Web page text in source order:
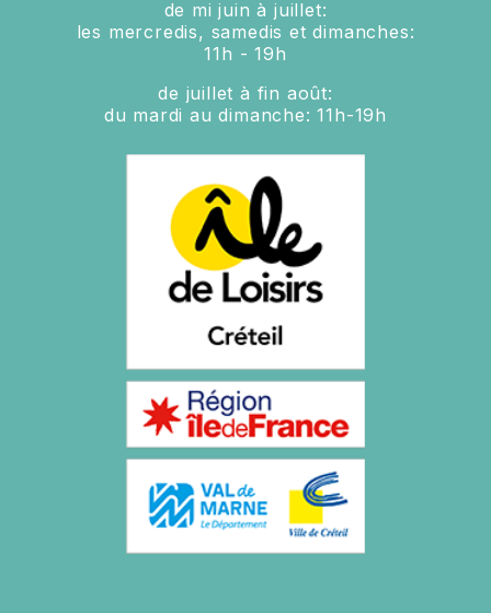
de mi juin à juillet:
les mercredis, samedis et dimanches:
11h - 19h
de juillet à fin août:
du mardi au dimanche: 11h-19h